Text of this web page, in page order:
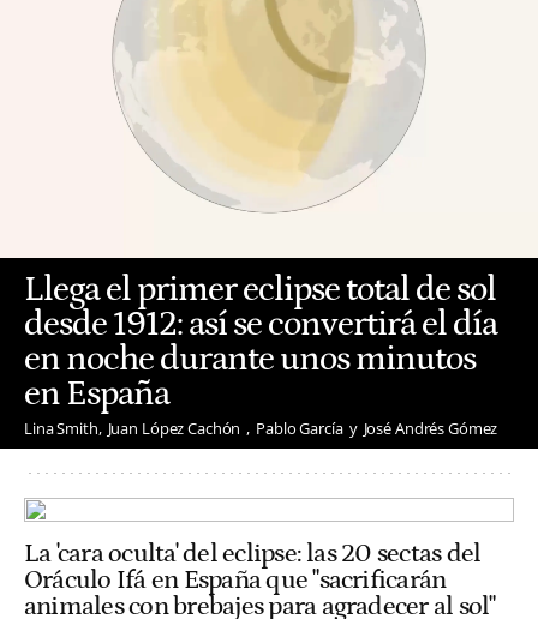
Llega el primer eclipse total de sol
desde 1912: así se convertirá el día
en noche durante unos minutos
en España
Lina Smith Juan López Cachón Pablo García José Andrés Gómez
La 'cara oculta' del eclipse: las 20 sectas del
Oráculo Ifá en España que "sacrificarán
animales con brebajes para agradecer al sol"